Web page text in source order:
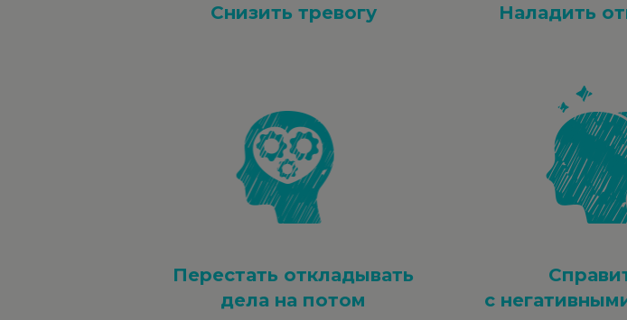
Снизить тревогу Наладить
Перестать откладывать
дела на потом
с